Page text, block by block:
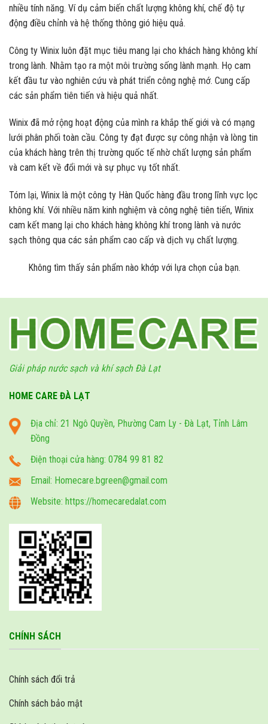
nhiều tính năng. Ví dụ cảm biến chất lượng không khí, chế độ tự
động điều chỉnh và hệ thống thông gió hiệu quả.
Công ty Winix luôn đặt mục tiêu mang lại cho khách hàng không khí
trong lành. Nhằm tạo ra một môi trường sống lành mạnh. Họ cam
kết đầu tư vào nghiên cứu và phát triển công nghệ mớ. Cung cấp
các sản phẩm tiên tiến và hiệu quả nhất.
Winix đã mở rộng hoạt động của mình ra khắp thế giới và có mạng
lưới phân phối toàn cầu. Công ty đạt được sự công nhận và lòng tin
của khách hàng trên thị trường quốc tế nhờ chất lượng sản phẩm
và cam kết về đổi mới và sự phục vụ tốt nhất.
Tóm lại, Winix là một công ty Hàn Quốc hàng đầu trong lĩnh vực lọc
không khí. Với nhiều năm kinh nghiệm và công nghệ tiên tiến, Winix
cam kết mang lại cho khách hàng không khí trong lành và nước
sạch thông qua các sản phẩm cao cấp và dịch vụ chất lượng.
Không tìm thấy sản phẩm nào khớp với lựa chọn của bạn.
Giải pháp nước sạch và khí sạch Đà Lạt
HOME CARE ĐÀ LẠT
Địa chỉ: 21 Ngô Quyền, Phường Cam Ly - Đà Lạt, Tỉnh Lâm
Đồng
Điện thoại cửa hàng: 0784 99 81 82
Email: Homecare.bgreen@gmail.com
Website: https://homecaredalat.com
CHÍNH SÁCH
Chính sách đổi trả
Chính sách bảo mật